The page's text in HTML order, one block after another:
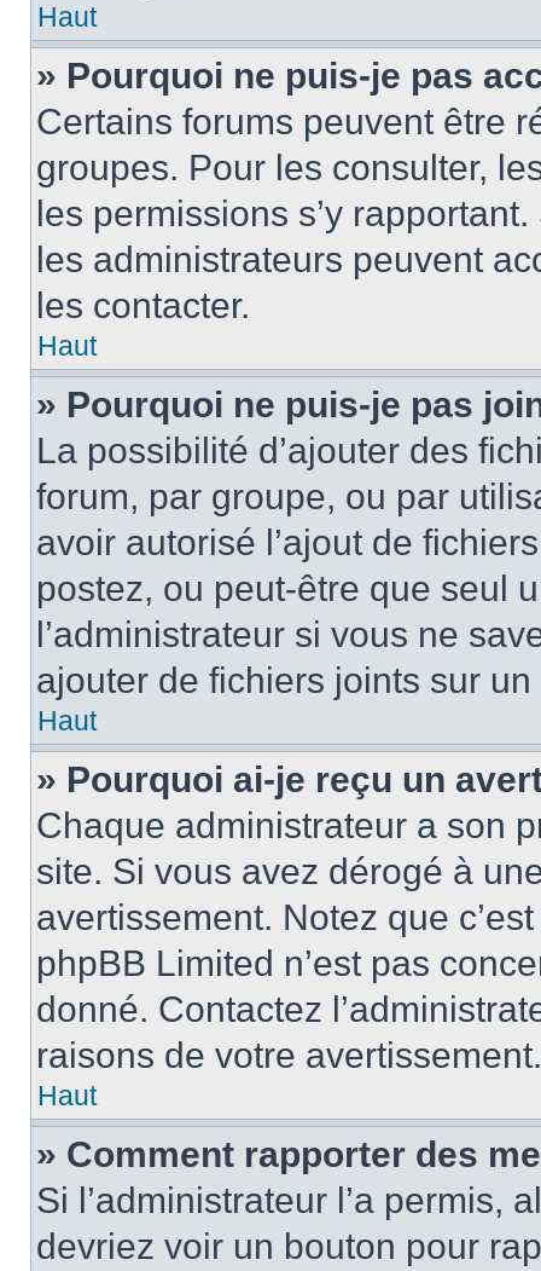
Haut
» Pourquoi ne puis-je pas
Certains forums peuvent être
groupes. Pour les consulter,
les permissions s’y
les administrateurs peuvent
les contacter.
Haut
» Pourquoi ne puis-je pas
La possibilité d’ajouter des
forum, par groupe, ou par
avoir autorisé l’ajout de
postez, ou peut-être que seul
l’administrateur si vous ne
ajouter de fichiers joints sur un
Haut
» Pourquoi ai-je reçu un
Chaque administrateur a son
site. Si vous avez dérogé à
avertissement. Notez que
phpBB Limited n’est pas
donné. Contactez
raisons de votre avertissement.
Haut
» Comment rapporter des
Si l’administrateur l’a permis,
devriez voir un bouton pour